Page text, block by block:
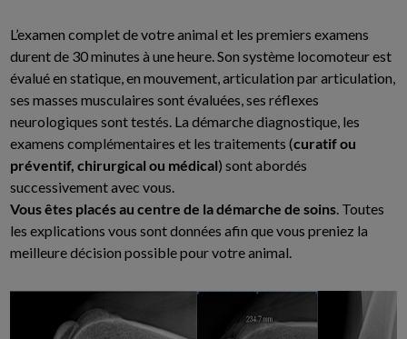
L’examen complet de votre animal et les premiers examens
durent de 30 minutes à une heure. Son système locomoteur est
évalué en statique, en mouvement, articulation par articulation,
ses masses musculaires sont évaluées, ses réflexes
neurologiques sont testés. La démarche diagnostique, les
examens complémentaires et les traitements (curatif ou
préventif, chirurgical ou médical) sont abordés
successivement avec vous.
Vous êtes placés au centre de la démarche de soins. Toutes
les explications vous sont données afin que vous preniez la
meilleure décision possible pour votre animal.